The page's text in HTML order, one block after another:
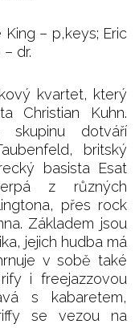
– p,keys; Eric
dr.
kvartet, který
Christian Kuhn.
skupinu dotváří
britský
basista Esat
z různých
přes rock
Základem jsou
jejich hudba má
v sobě také
i freejazzovou
s kabaretem,
se vezou na